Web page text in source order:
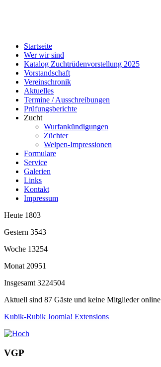
Startseite
Wer wir sind
Katalog Zuchtrüdenvorstellung 2025
Vorstandschaft
Vereinschronik
Aktuelles
Termine / Ausschreibungen
Prüfungsberichte
Zucht
Wurfankündigungen
Züchter
Welpen-Impressionen
Formulare
Service
Galerien
Links
Kontakt
Impressum
Heute 1803
Gestern 3543
Woche 13254
Monat 20951
Insgesamt 3224504
Aktuell sind 87 Gäste und keine Mitglieder online
Kubik-Rubik Joomla! Extensions
VGP